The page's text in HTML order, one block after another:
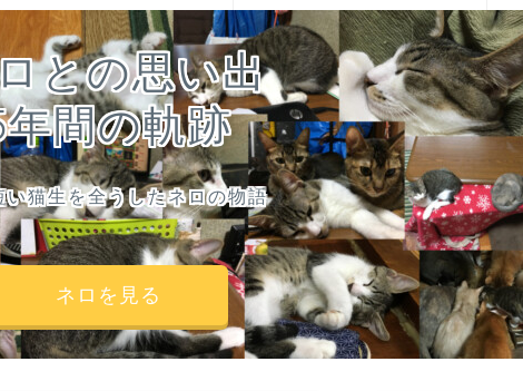
との思い出
間の軌跡
い猫生を全うしたネロの物語
ネロを見る